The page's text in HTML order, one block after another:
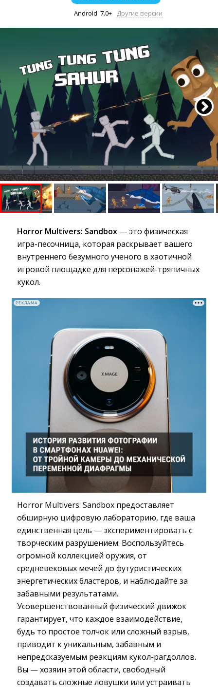
Android 7.0+ Другие версии
Horror Multivers: Sandbox — это физическая
игра-песочница, которая раскрывает вашего
внутреннего безумного ученого в хаотичной
игровой площадке для персонажей-тряпичных
кукол.
РЕКЛАМА
Horror Multivers: Sandbox предоставляет
обширную цифровую лабораторию, где ваша
единственная цель — экспериментировать с
творческим разрушением. Воспользуйтесь
огромной коллекцией оружия, от
средневековых мечей до футуристических
энергетических бластеров, и наблюдайте за
забавными результатами.
Усовершенствованный физический движок
гарантирует, что каждое взаимодействие,
будь то простое толчок или сложный взрыв,
приводит к уникальным, забавным и
непредсказуемым реакциям кукол-рагдоллов.
Вы — хозяин этой области, свободный
создавать сложные ловушки или устраивать